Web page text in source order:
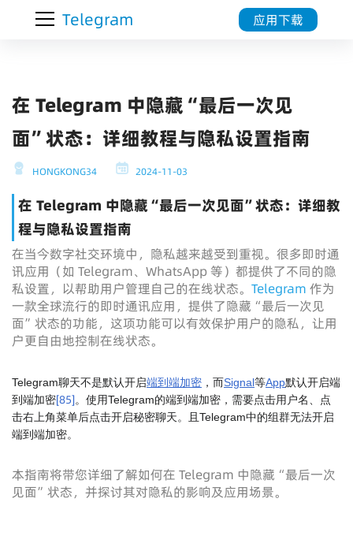
Telegram 应用下载
在 Telegram 中隐藏“最后一次见
面”状态：详细教程与隐私设置指南
HONGKONG34 2024-11-03
在 Telegram 中隐藏“最后一次见面”状态：详细教
程与隐私设置指南
在当今数字社交环境中，隐私越来越受到重视。很多即时通
讯应用（如 Telegram、WhatsApp 等）都提供了不同的隐
私设置，以帮助用户管理自己的在线状态。 Telegram 作为
一款全球流行的即时通讯应用，提供了隐藏“最后一次见
面”状态的功能，这项功能可以有效保护用户的隐私，让用
户更自由地控制在线状态。
Telegram聊天不是默认开启端到端加密 ，而Signal等App默认开启端
到端加密[85]。使用Telegram的端到端加密，需要点击用户名、点
击右上角菜单后点击开启秘密聊天。且Telegram中的组群无法开启
端到端加密。
本指南将带您详细了解如何在 Telegram 中隐藏“最后一次
见面”状态，并探讨其对隐私的影响及应用场景。